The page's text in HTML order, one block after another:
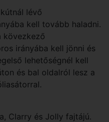
lévő
kell tovább haladni.
kövezkező
irányába kell jönni és
lehetőségnél kell
és bal oldalról lesz a
Clarry és Jolly fajtájú.